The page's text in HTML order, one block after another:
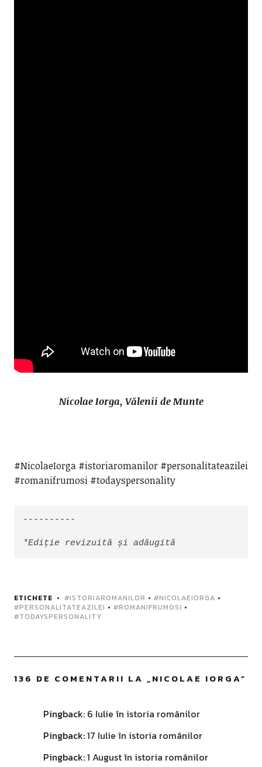
Nicolae Iorga, Vălenii de Munte
#NicolaeIorga #istoriaromanilor #personalitateazilei
#romanifrumosi #todayspersonality
----------
*Ediție revizuită și adăugită
ETICHETE #ISTORIAROMANILOR • #NICOLAEIORGA •
#PERSONALITATEAZILEI • #ROMANIFRUMOSI •
#TODAYSPERSONALITY
136 DE COMENTARII LA „NICOLAE IORGA”
Pingback: 6 Iulie în istoria românilor
Pingback:17 Iulie în istoria românilor
Pingback:1 August în istoria românilor